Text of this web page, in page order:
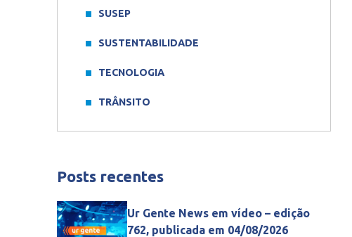
SUSEP
SUSTENTABILIDADE
TECNOLOGIA
TRÂNSITO
Posts recentes
Ur Gente News em vídeo – edição
762, publicada em 04/08/2026